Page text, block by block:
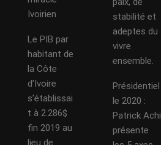
Ivoirien
Le PIB par
habitant de
la Côte
d’Ivoire
s’établissai
t à 2.286$
fin 2019 au
lieu de
stabilité et
adeptes du
vivre
ensemble.
Présidentiel
le 2020 :
Patrick Achi
présente